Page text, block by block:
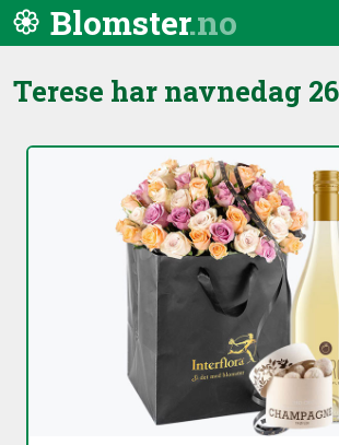
Hopp til innhold
Blomster
Terese har navnedag